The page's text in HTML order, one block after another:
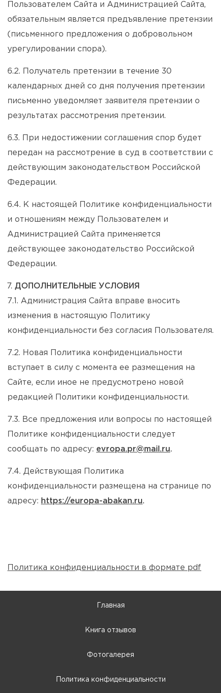
Пользователем Сайта и Администрацией Сайта,
обязательным является предъявление претензии
(письменного предложения о добровольном
урегулировании спора).
6.2. Получатель претензии в течение 30
календарных дней со дня получения претензии
письменно уведомляет заявителя претензии о
результатах рассмотрения претензии.
6.3. При недостижении соглашения спор будет
передан на рассмотрение в суд в соответствии с
действующим законодательством Российской
Федерации.
6.4. К настоящей Политике конфиденциальности
и отношениям между Пользователем и
Администрацией Сайта применяется
действующее законодательство Российской
Федерации.
ДОПОЛНИТЕЛЬНЫЕ УСЛОВИЯ
7.1. Администрация Сайта вправе вносить
изменения в настоящую Политику
конфиденциальности без согласия Пользователя.
7.2. Новая Политика конфиденциальности
вступает в силу с момента ее размещения на
Сайте, если иное не предусмотрено новой
редакцией Политики конфиденциальности.
7.3. Все предложения или вопросы по настоящей
Политике конфиденциальности следует
сообщать по адресу: evropa.pr@mail.ru.
7.4. Действующая Политика
конфиденциальности размещена на странице по
адресу: https://europa-abakan.ru.
Политика конфиденциальности в формате pdf
Главная
Книга отзывов
Фотогалерея
Политика конфиденциальности